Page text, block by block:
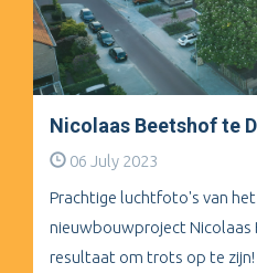
Nicolaas Beetshof te
06 July 2023
Prachtige luchtfoto's van
nieuwbouwproject Nicolaas
resultaat om trots op te